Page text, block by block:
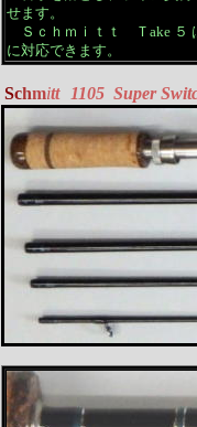
せます。
Ｓｃｈｍｉｔｔ Ｔake ５
に対応できます。
Schmitt 1105 Super